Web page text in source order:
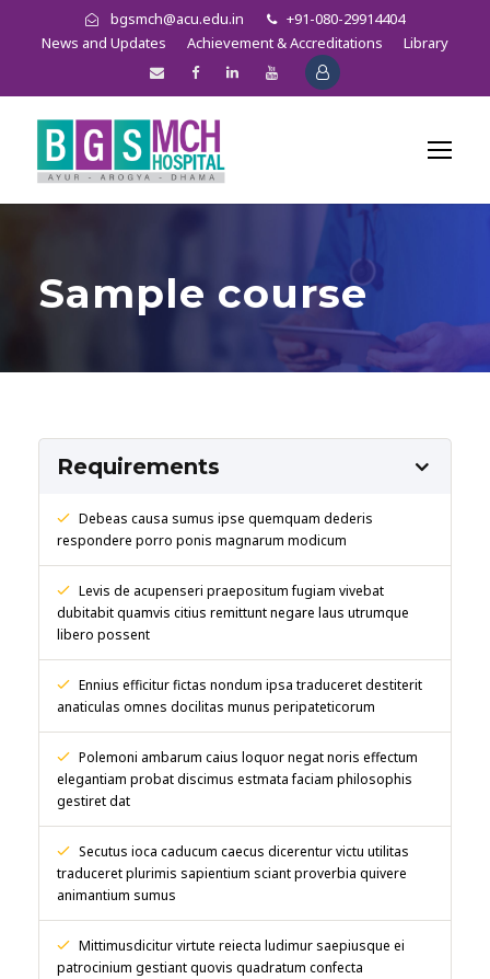
bgsmch@acu.edu.in
+91-080-29914404
News and Updates
Achievement & Accreditations Library
Sample course
Requirements
Debeas causa sumus ipse quemquam dederis
respondere porro ponis magnarum modicum
Levis de acupenseri praepositum fugiam vivebat
dubitabit quamvis citius remittunt negare laus utrumque
libero possent
Ennius efficitur fictas nondum ipsa traduceret destiterit
anaticulas omnes docilitas munus peripateticorum
Polemoni ambarum caius loquor negat noris effectum
elegantiam probat discimus estmata faciam philosophis
gestiret dat
Secutus ioca caducum caecus dicerentur victu utilitas
traduceret plurimis sapientium sciant proverbia quivere
animantium sumus
Mittimusdicitur virtute reiecta ludimur saepiusque ei
patrocinium gestiant quovis quadratum confecta